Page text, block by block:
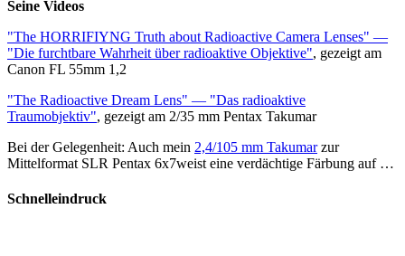
Seine Videos
"The HORRIFIYNG Truth about Radioactive Camera Lenses" —
"Die furchtbare Wahrheit über radioaktive Objektive", gezeigt am
Canon FL 55mm 1,2
"The Radioactive Dream Lens" — "Das radioaktive
Traumobjektiv", gezeigt am 2/35 mm Pentax Takumar
Bei der Gelegenheit: Auch mein 2,4/105 mm Takumarzur
Mittelformat SLR Pentax 6x7weist eine verdächtige Färbung auf …
Schnelleindruck